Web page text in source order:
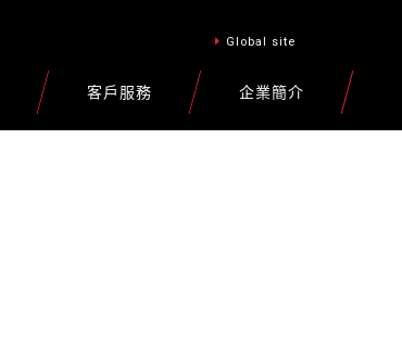
Global site
客戶服務 企業簡介